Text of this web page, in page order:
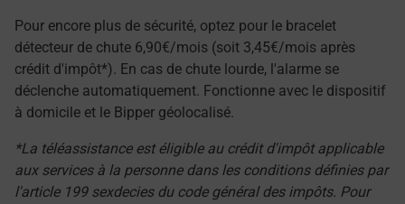
Pour encore plus de sécurité, optez pour le bracelet
détecteur de chute 6,90€/mois (soit 3,45€/mois après
crédit d'impôt*). En cas de chute lourde, l'alarme se
déclenche automatiquement. Fonctionne avec le dispositif
à domicile et le Bipper géolocalisé.
*La téléassistance est éligible au crédit d'impôt applicable
aux services à la personne dans les conditions définies par
l'article 199 sexdecies du code général des impôts. Pour